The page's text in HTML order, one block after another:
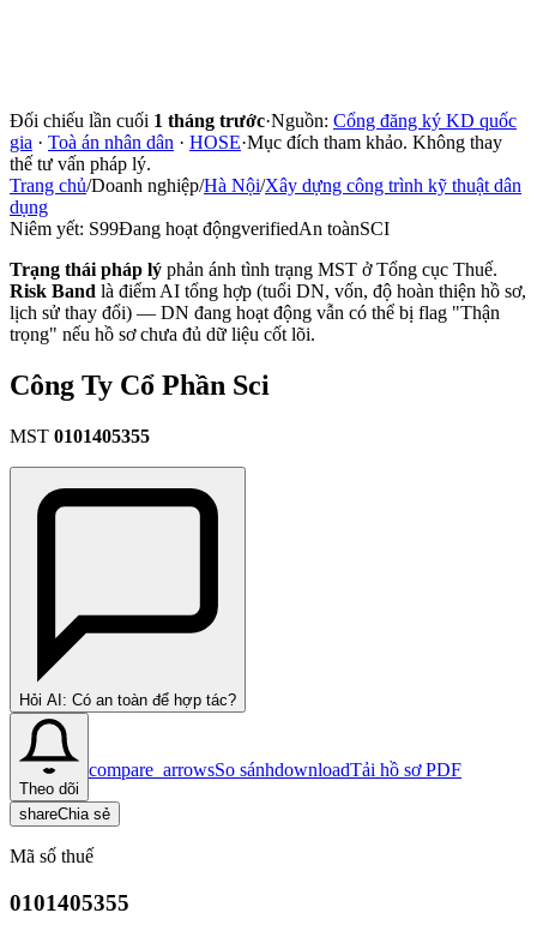
Đối chiếu lần cuối 1 tháng trước·Nguồn: Cổng đăng ký KD quốc
gia · Toà án nhân dân · HOSE·Mục đích tham khảo. Không thay
thế tư vấn pháp lý.
Trang chủ/Doanh nghiệp/Hà Nội/Xây dựng công trình kỹ thuật dân
dụng
Niêm yết: S99Đang hoạt độngverifiedAn toànSCI
Trạng thái pháp lý phản ánh tình trạng MST ở Tổng cục Thuế.
Risk Band là điểm AI tổng hợp (tuổi DN, vốn, độ hoàn thiện hồ sơ,
lịch sử thay đổi) — DN đang hoạt động vẫn có thể bị flag "Thận
trọng" nếu hồ sơ chưa đủ dữ liệu cốt lõi.
Công Ty Cổ Phần Sci
MST 0101405355
Hỏi AI: Có an toàn để hợp tác?
Theo dõi
compare_arrowsSo sánhdownloadTải hồ sơ PDF
shareChia sẻ
Mã số thuế
0101405355